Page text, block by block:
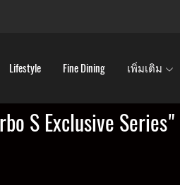
Lifestyle Fine Dining เพิ่มเติม
Exclusive Series"